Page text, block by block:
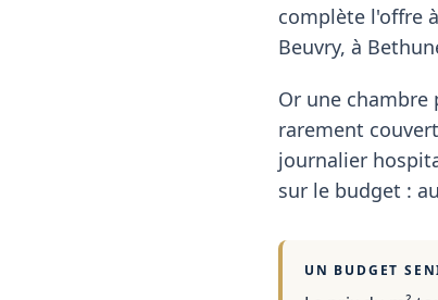
complète l'offre
Beuvry, à
Or une chambre
rarement
journalier
sur le budget :
UN BUDGET